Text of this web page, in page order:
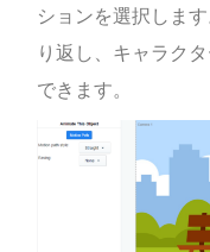
ションを選択しま
り返し、キャラク
できます。